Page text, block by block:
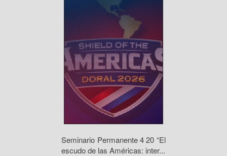
Seminario Permanente 4 20 “El
escudo de las Américas: inter...